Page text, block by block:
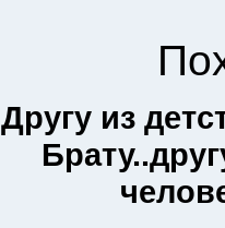
Другу из